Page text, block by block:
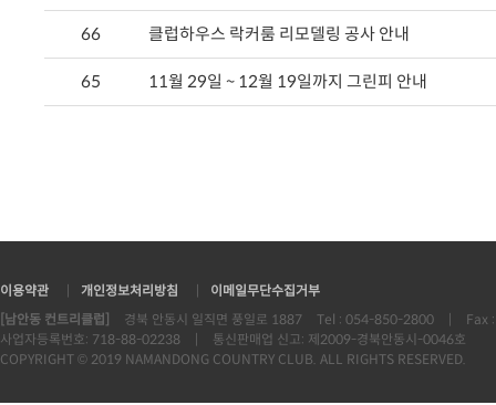
66 클럽하우스 락커룸 리모델링 공사 안내
65 11월 29일 ~ 12월 19일까지 그린피 안내
이용약관 개인정보처리방침
이메일무단수집거부
[남안동 컨트리클럽]
경북 안동시 일직면 풍일로 1887 Tel : 054-850-2800
Fax
사업자등록번호: 718-88-02238
통신판매업 신고: 제2009-경북안동시-0046호
COPYRIGHT © 2019 NAMANDONG COUNTRY CLUB. ALL RIGHTS RESERVED.